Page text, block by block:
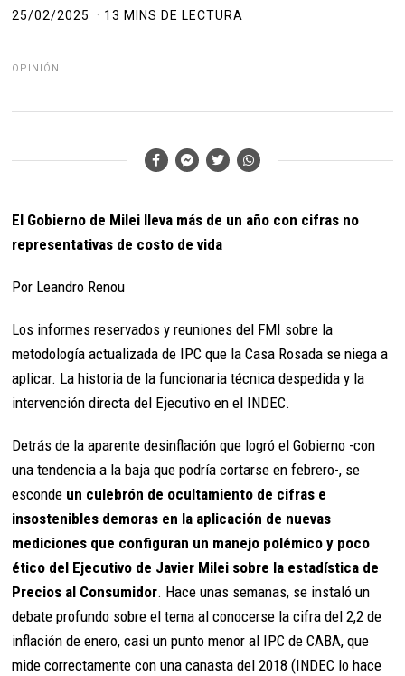
25/02/2025 13 MINS DE LECTURA
OPINIÓN
El Gobierno de Milei lleva más de un año con cifras no
representativas de costo de vida
Por Leandro Renou
Los informes reservados y reuniones del FMI sobre la
metodología actualizada de IPC que la Casa Rosada se niega a
aplicar. La historia de la funcionaria técnica despedida y la
intervención directa del Ejecutivo en el INDEC.
Detrás de la aparente desinflación que logró el Gobierno -con
una tendencia a la baja que podría cortarse en febrero-, se
esconde un culebrón de ocultamiento de cifras e
insostenibles demoras en la aplicación de nuevas
mediciones que configuran un manejo polémico y poco
ético del Ejecutivo de Javier Milei sobre la estadística de
Precios al Consumidor. Hace unas semanas, se instaló un
debate profundo sobre el tema al conocerse la cifra del 2,2 de
inflación de enero, casi un punto menor al IPC de CABA, que
mide correctamente con una canasta del 2018 (INDEC lo hace